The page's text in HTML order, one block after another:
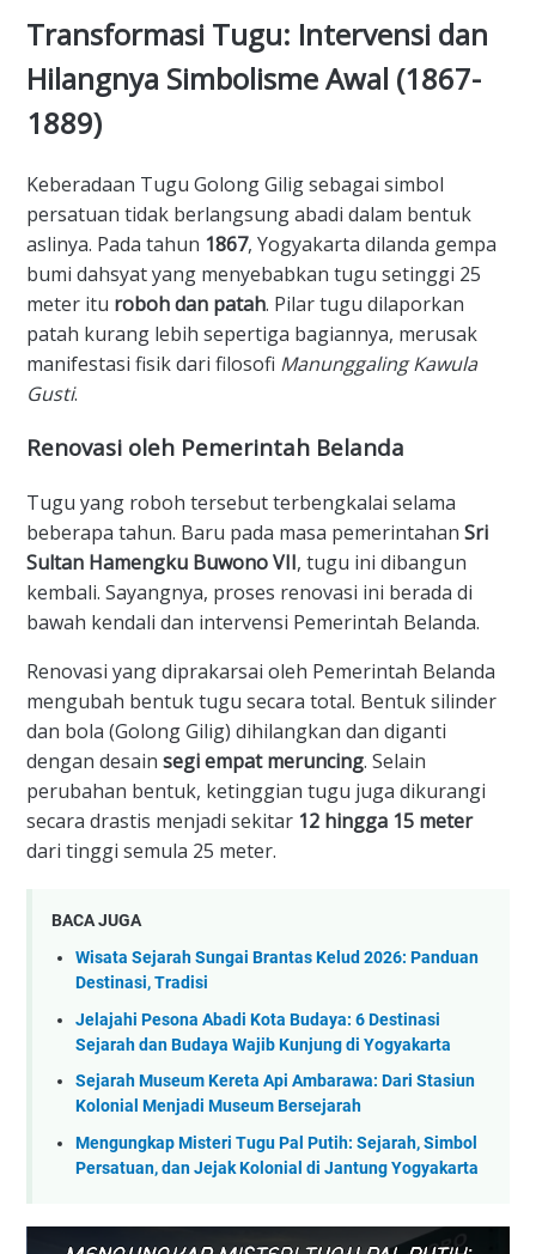
​Transformasi Tugu: Intervensi dan
Hilangnya Simbolisme Awal (1867-
1889)
​Keberadaan Tugu Golong Gilig sebagai simbol
persatuan tidak berlangsung abadi dalam bentuk
aslinya. Pada tahun 1867, Yogyakarta dilanda gempa
bumi dahsyat yang menyebabkan tugu setinggi 25
meter itu roboh dan patah. Pilar tugu dilaporkan
patah kurang lebih sepertiga bagiannya, merusak
manifestasi fisik dari filosofi Manunggaling Kawula
Gusti.
​Renovasi oleh Pemerintah Belanda
​Tugu yang roboh tersebut terbengkalai selama
beberapa tahun. Baru pada masa pemerintahan Sri
Sultan Hamengku Buwono VII, tugu ini dibangun
kembali. Sayangnya, proses renovasi ini berada di
bawah kendali dan intervensi Pemerintah Belanda.
​Renovasi yang diprakarsai oleh Pemerintah Belanda
mengubah bentuk tugu secara total. Bentuk silinder
dan bola (Golong Gilig) dihilangkan dan diganti
dengan desain segi empat meruncing. Selain
perubahan bentuk, ketinggian tugu juga dikurangi
secara drastis menjadi sekitar 12 hingga 15 meter
dari tinggi semula 25 meter.
BACA JUGA
Wisata Sejarah Sungai Brantas Kelud 2026: Panduan
Destinasi, Tradisi
Jelajahi Pesona Abadi Kota Budaya: 6 Destinasi
Sejarah dan Budaya Wajib Kunjung di Yogyakarta
Sejarah Museum Kereta Api Ambarawa: Dari Stasiun
Kolonial Menjadi Museum Bersejarah
Mengungkap Misteri Tugu Pal Putih: Sejarah, Simbol
Persatuan, dan Jejak Kolonial di Jantung Yogyakarta